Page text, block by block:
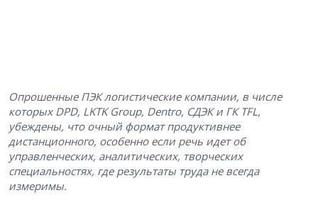
Опрошенные ПЭК логистические компании, в числе
которых DPD, LKTK Group, Dentro, СДЭК и ГК TFL,
убеждены, что очный формат продуктивнее
дистанционного, особенно если речь идет об
управленческих, аналитических, творческих
специальностях, где результаты труда не всегда
измеримы.